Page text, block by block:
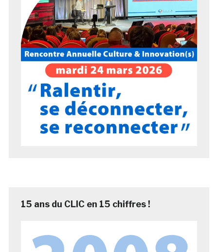
15 ans du CLIC en 15 chiffres !